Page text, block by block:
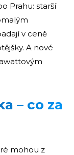
Prahu: starší
v ceně
A nové
– co za
mohou z